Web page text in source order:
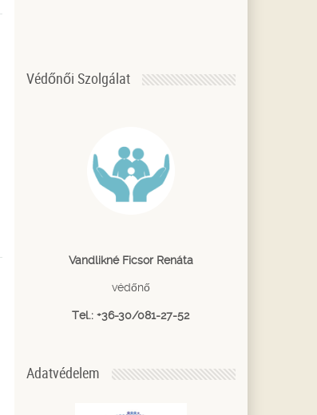
Védőnői Szolgálat
Vandlikné Ficsor Renáta
védőnő
Tel.: +36-30/081-27-52
Adatvédelem